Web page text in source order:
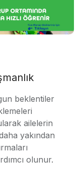
beklentiler
ailelerin
yakından
olunur.